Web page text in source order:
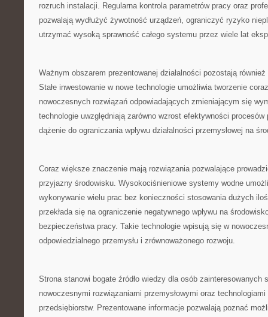
rozruch instalacji. Regularna kontrola parametrów pracy oraz
pozwalają wydłużyć żywotność urządzeń, ograniczyć ryzyko
utrzymać wysoką sprawność całego systemu przez wiele lat
Ważnym obszarem prezentowanej działalności pozostają
Stałe inwestowanie w nowe technologie umożliwia tworzenie
nowoczesnych rozwiązań odpowiadających zmieniającym się
technologie uwzględniają zarówno wzrost efektywności procesów
dążenie do ograniczania wpływu działalności przemysłowej na
Coraz większe znaczenie mają rozwiązania pozwalające
przyjazny środowisku. Wysokociśnieniowe systemy wodne
wykonywanie wielu prac bez konieczności stosowania dużych
przekłada się na ograniczenie negatywnego wpływu na
bezpieczeństwa pracy. Takie technologie wpisują się w
odpowiedzialnego przemysłu i zrównoważonego rozwoju.
Strona stanowi bogate źródło wiedzy dla osób zainteresowanych
nowoczesnymi rozwiązaniami przemysłowymi oraz
przedsiębiorstw. Prezentowane informacje pozwalają poznać